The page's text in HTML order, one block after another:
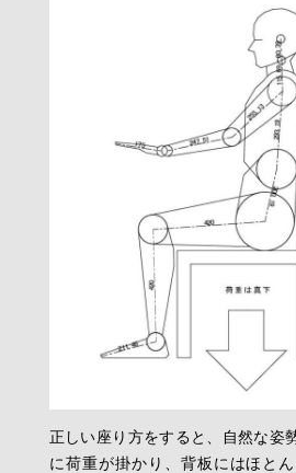
正しい座り方をすると、自然な姿
に荷重が掛かり、背板にはほと